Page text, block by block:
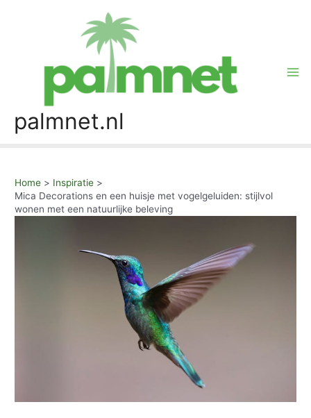
palmnet.nl
Home
Inspiratie
Mica Decorations en een huisje met vogelgeluiden: stijlvol
wonen met een natuurlijke beleving